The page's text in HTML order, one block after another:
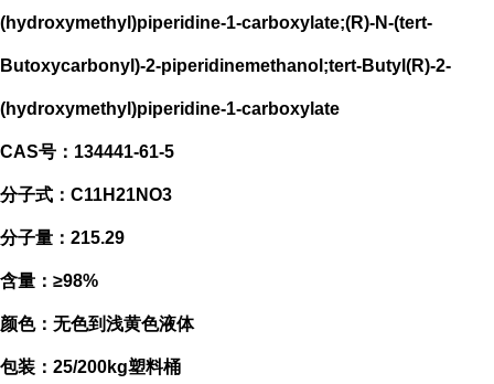
(hydroxymethyl)piperidine-1-carboxylate;(R)-N-(tert-
Butoxycarbonyl)-2-piperidinemethanol;tert-Butyl(R)-2-
(hydroxymethyl)piperidine-1-carboxylate
CAS号：134441-61-5
分子式：C11H21NO3
分子量：215.29
含量：≥98%
颜色：无色到浅黄色液体
包装：25/200kg塑料桶